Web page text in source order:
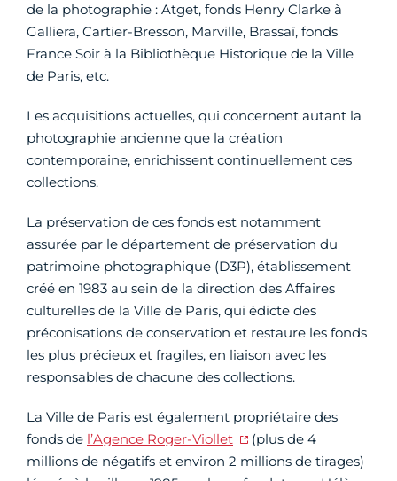
de la photographie : Atget, fonds Henry Clarke à
Galliera, Cartier-Bresson, Marville, Brassaï, fonds
France Soir à la Bibliothèque Historique de la Ville
de Paris, etc.
Les acquisitions actuelles, qui concernent autant la
photographie ancienne que la création
contemporaine, enrichissent continuellement ces
collections.
La préservation de ces fonds est notamment
assurée par le département de préservation du
patrimoine photographique (D3P), établissement
créé en 1983 au sein de la direction des Affaires
culturelles de la Ville de Paris, qui édicte des
préconisations de conservation et restaure les fonds
les plus précieux et fragiles, en liaison avec les
responsables de chacune des collections.
La Ville de Paris est également propriétaire des
fonds de l’Agence Roger-Viollet
(plus de 4
millions de négatifs et environ 2 millions de tirages)